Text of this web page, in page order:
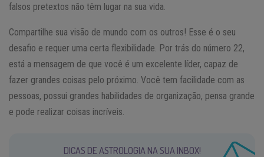
falsos pretextos não têm lugar na sua vida.
Compartilhe sua visão de mundo com os outros! Esse é o seu
desafio e requer uma certa flexibilidade. Por trás do número 22,
está a mensagem de que você é um excelente líder, capaz de
fazer grandes coisas pelo próximo. Você tem facilidade com as
pessoas, possui grandes habilidades de organização, pensa grande
e pode realizar coisas incríveis.
DICAS DE ASTROLOGIA NA SUA INBOX!